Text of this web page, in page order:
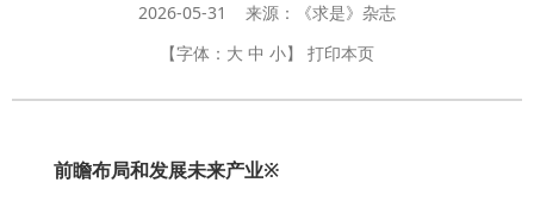
2026-05-31 来源：《求是》杂志
【字体： 大 中 小】 打印本页
前瞻布局和发展未来产业※